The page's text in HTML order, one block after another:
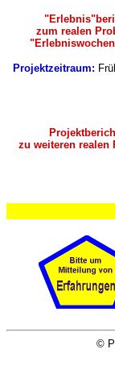
zum realen
Projektzeitraum:
zu weiteren realen
..
©